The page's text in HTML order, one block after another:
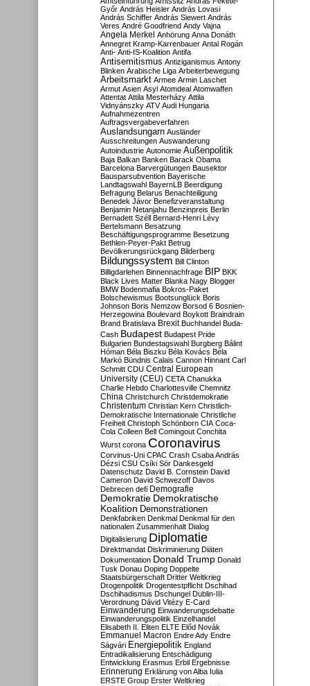
Győr András Heisler András Lovasi
András Schiffer András Siewert András
Veres André Goodfriend Andy Vajna
Angela Merkel Anhörung Anna Donáth
Annegret Kramp-Karrenbauer Antal Rogán
Anti- Anti-IS-Koalition Antifa
Antisemitismus Antiziganismus Antony
Blinken Arabische Liga Arbeiterbewegung
Arbeitsmarkt Armee Armin Laschet
Armut Asien Asyl Atomdeal Atomwaffen
Attentat Attila Mesterházy Attila
Vidnyánszky ATV Audi Hungaria
Aufnahmezentren
Auftragsvergabeverfahren
Auslandsungarn Ausländer
Ausschreitungen Auswanderung
Autoindustrie Autonomie Außenpolitik
Baja Balkan Banken Barack Obama
Barcelona Barvergütungen Bausektor
Bausparsubvention Bayerische
Landtagswahl BayernLB Beerdigung
Befragung Belarus Benachteiligung
Benedek Jávor Benefizveranstaltung
Benjamin Netanjahu Benzinpreis Berlin
Bernadett Széll Bernard-Henri Lévy
Bertelsmann Besatzung
Beschäftigungsprogramme Besetzung
Bethlen-Peyer-Pakt Betrug
Bevölkerungsrückgang Bilderberg
Bildungssystem Bill Clinton
Billigdarlehen Binnennachfrage BIP BKK
Black Lives Matter Blanka Nagy Blogger
BMW Bodenmafia Bokros-Paket
Bolschewismus Bootsunglück Boris
Johnson Boris Nemzow Borsod 6 Bosnien-
Herzegowina Boulevard Boykott Braindrain
Brand Bratislava Brexit Buchhandel Buda-
Cash Budapest Budapest Pride
Bulgarien Bundestagswahl Burgberg Bálint
Hóman Béla Biszku Béla Kovács Béla
Markó Bündnis Calais Cannon Hinnant Carl
Schmitt CDU Central European
University (CEU) CETA Chanukka
Charlie Hebdo Charlottesville Chemnitz
China Christchurch Christdemokratie
Christentum Christian Kern Christlich-
Demokratische Internationale Christliche
Freiheit Christoph Schönborn CIA Coca-
Cola Colleen Bell Comingout Conchita
Wurst corona Coronavirus
Corvinus-Uni CPAC Crash Csaba András
Dézsi CSU Csíki Sör Dankesgeld
Datenschutz David B. Cornstein David
Cameron David Schwezoff Davos
Debrecen defi Demografie
Demokratie Demokratische
Koalition Demonstrationen
Denkfabriken Denkmal Denkmal für den
nationalen Zusammenhalt Dialog
Digitalisierung Diplomatie
Direktmandat Diskriminierung Diäten
Dokumentation Donald Trump Donald
Tusk Donau Doping Doppelte
Staatsbürgerschaft Dritter Weltkrieg
Drogenpolitik Drogentestpflicht Dschihad
Dschihadismus Dschungel Dublin-III-
Verordnung Dávid Vitézy E-Card
Einwanderung Einwanderungsdebatte
Einwanderungspolitik Einzelhandel
Elisabeth II. Eliten ELTE Előd Novák
Emmanuel Macron Endre Ady Endre
Ságvári Energiepolitik England
Entradikalisierung Entschädigung
Entwicklung Erasmus Erbil Ergebnisse
Erinnerung Erklärung von Alba Iulia
ERSTE Group Erster Weltkrieg